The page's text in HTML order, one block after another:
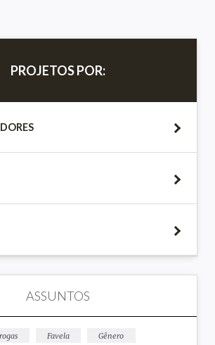
PROJETOS POR:
ASSUNTOS
Favela Gênero